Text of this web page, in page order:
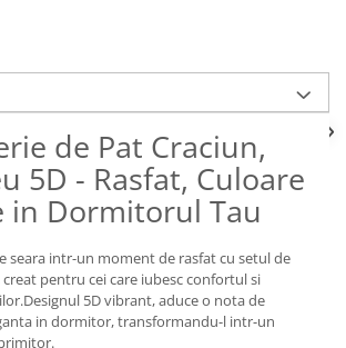
de Pat Craciun,
5D - Rasfat, Culoare
in Dormitorul Tau
seara intr-un moment de rasfat cu setul de
creat pentru cei care iubesc confortul si
5D vibrant, aduce o nota de
in dormitor, transformandu-l intr-un